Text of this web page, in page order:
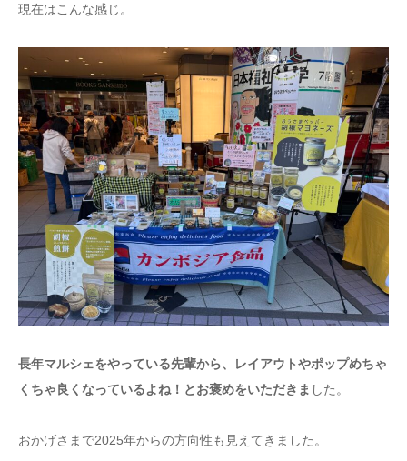
現在はこんな感じ。
長年マルシェをやっている先輩から、レイアウトやポップめちゃ
くちゃ良くなっているよね！とお褒めをいただきま した。
おかげさまで2025年からの方向性も見えてきました。